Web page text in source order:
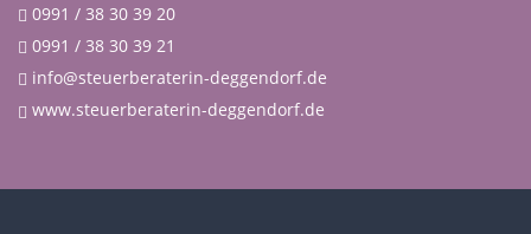
0991 / 38 30 39 20
0991 / 38 30 39 21
info@steuerberaterin-deggendorf.de
www.steuerberaterin-deggendorf.de